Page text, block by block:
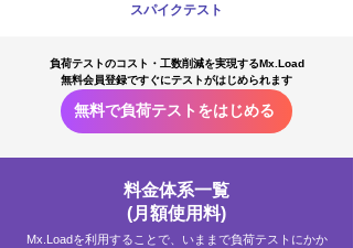
スパイクテスト
負荷テストのコスト・工数削減を実現するMx.Load
無料会員登録ですぐにテストがはじめられます
無料で負荷テストをはじめる
料金体系一覧
(月額使用料)
Mx.Loadを利用することで、いままで負荷テストにかか